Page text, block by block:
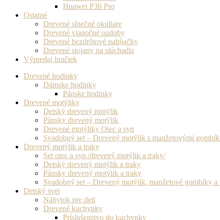
Huawei P30 Pro
Ostatné
Drevené slnečné okuliare
Drevené vianočné ozdoby
Drevené bezdrôtové nabíjačky
Drevené stojany na slúchadla
Výpredaj hračiek
Drevené hodinky
Dámske hodinky
Pánske hodinky
Drevené motýliky
Detský drevený motýlik
Pánsky drevený motýlik
Drevené motýliky Otec a syn
Svadobný set – Drevený motýlik s manžetovými
Drevený motýlik a traky
Set otec a syn /drevený motýlik a traky/
Detský drevený motýlik a traky
Pánsky drevený motýlik a traky
Svadobný set – Drevený motýlik, manžetové gombíky a
Detský svet
Nábytok pre deti
Drevené kuchynky
Príslušenstvo do kuchynky